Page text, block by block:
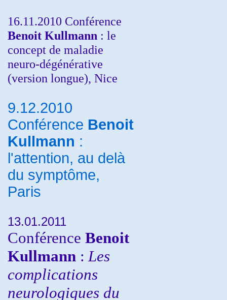
16.11.2010 Conférence
Benoit Kullmann : le
concept de maladie
neuro-dégénérative
(version longue), Nice
9.12.2010
Conférence Benoit
Kullmann :
l'attention, au delà
du symptôme,
Paris
13.01.2011
Conférence Benoit
Kullmann : Les
complications
neurologiques du